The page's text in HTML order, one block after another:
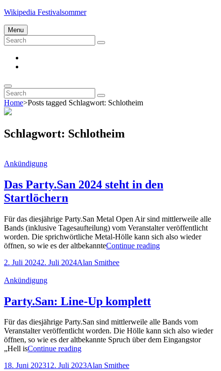
Skip
content
Wikipedia Festivalsommer
Menu
Search
for:
Search
Search
Search
for:
Search
Home>Posts tagged Schlagwort: Schlotheim
Schlagwort: Schlotheim
Cat
Ankündigung
Das Party.San 2024 steht in den
Startlöchern
Für das diesjährige Party.San Metal Open Air sind mittlerweile alle
Bands (inklusive Tagesaufteilung) vom Veranstalter veröffentlicht
worden. Die sprichwörtliche Metal-Hölle kann sich also wieder
öffnen, so wie es der altbekannteContinue readingDas
Posted-
2. Juli 20242. Juli 2024By
Byline
Alan Smithee
Cat
Ankündigung
Party.San: Line-Up komplett
Für das diesjährige Party.San sind mittlerweile alle Bands vom
Veranstalter veröffentlicht worden. Die Hölle kann sich also wieder
öffnen, so wie es der altbekannte Spruch über dem Eingangstor
„Hell isContinue readingParty.San:
Up
Posted-
18. Juni 202312. Juli 2023By
Byline
Alan Smithee